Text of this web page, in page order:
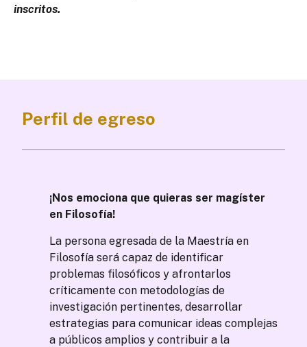
inscritos.
Perfil de egreso
¡Nos emociona que quieras ser magíster
en Filosofía!
La persona egresada de la Maestríaen
Filosofía será capaz de identificar
problemas filosóficos y afrontarlos
críticamente con metodologías de
investigación pertinentes, desarrollar
estrategias para comunicar ideascomplejas
a públicos amplios ycontribuir a la